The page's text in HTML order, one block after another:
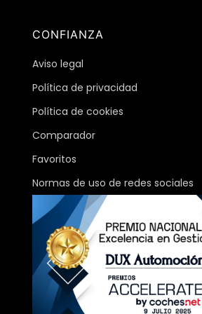
CONFIANZA
Aviso legal
Política de privacidad
Política de cookies
Comparador
Favoritos
Normas de uso de redes sociales